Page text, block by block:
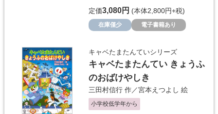
定価3,080円 (本体2,800円+税)
在庫僅少 電子書籍あり
キャベたまたんていシリーズ
キャベたまたんてい きょうふ
のおばけやしき
三田村信行 作／宮本えつよし 絵
小学校低学年から